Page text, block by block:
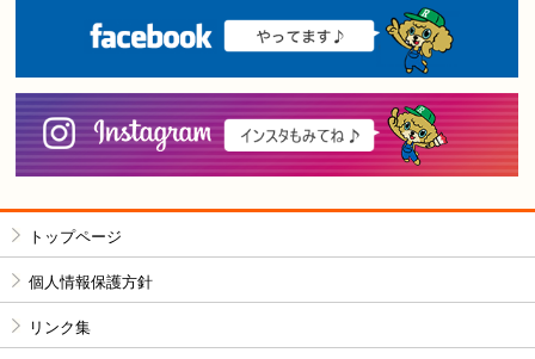
トップページ
個人情報保護方針
リンク集